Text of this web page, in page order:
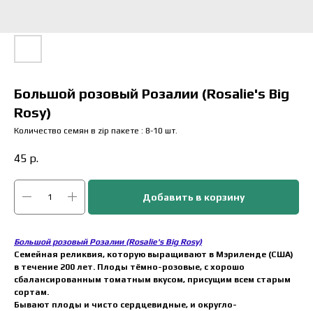
Большой розовый Розалии (Rosalie's Big
Rosy)
Количество семян в zip пакете : 8-10 шт.
45 р.
Добавить в корзину
Большой розовый Розалии (Rosalie's Big Rosy)
Семейная реликвия, которую выращивают в Мэриленде (США)
в течение 200 лет. Плоды тёмно-розовые, с хорошо
сбалансированным томатным вкусом, присущим всем старым
сортам.
Бывают плоды и чисто сердцевидные, и округло-